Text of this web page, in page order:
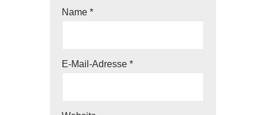
Name *
E-Mail-Adresse *